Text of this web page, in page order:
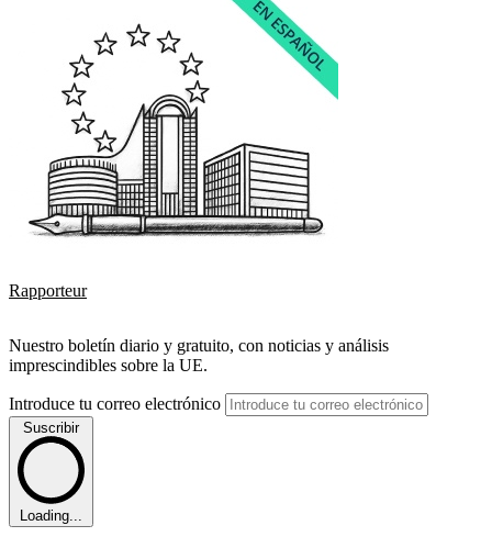
Rapporteur
Nuestro boletín diario y gratuito, con noticias y análisis
imprescindibles sobre la UE.
Introduce tu correo electrónico
Suscribir
Loading...